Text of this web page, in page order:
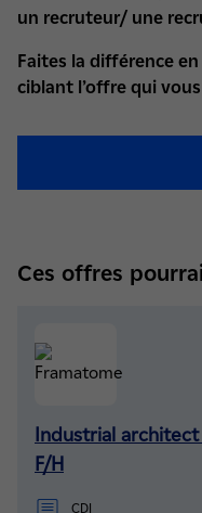
un recruteur/ une
Faites la différence
ciblant l’offre qui
Ces offres
Industrial
F/H
CDI